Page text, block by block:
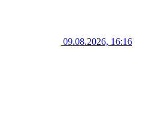
09.08.2026, 16:16